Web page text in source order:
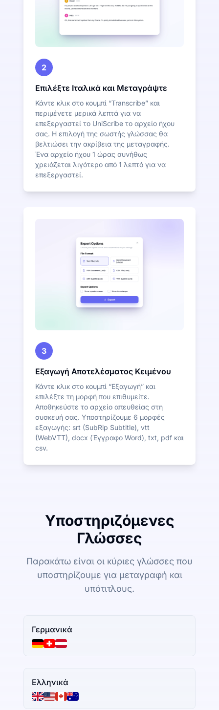
2
Επιλέξτε Ιταλικά και Μεταγράψτε
Κάντε κλικ στο κουμπί “Transcribe” και
περιμένετε μερικά λεπτά για να
επεξεργαστεί το UniScribe το αρχείο ήχου
σας. Η επιλογή της σωστής γλώσσας θα
βελτιώσει την ακρίβεια της μεταγραφής.
Ένα αρχείο ήχου 1 ώρας συνήθως
χρειάζεται λιγότερο από 1 λεπτό για να
επεξεργαστεί.
3
Εξαγωγή Αποτελέσματος Κειμένου
Κάντε κλικ στο κουμπί “Εξαγωγή” και
επιλέξτε τη μορφή που επιθυμείτε.
Αποθηκεύστε το αρχείο απευθείας στη
συσκευή σας. Υποστηρίζουμε 6 μορφές
εξαγωγής: srt (SubRip Subtitle), vtt
(WebVTT), docx (Έγγραφο Word), txt, pdf και
csv.
Υποστηριζόμενες
Γλώσσες
Παρακάτω είναι οι κύριες γλώσσες που
υποστηρίζουμε για μεταγραφή και
υπότιτλους.
Γερμανικά
Ελληνικά